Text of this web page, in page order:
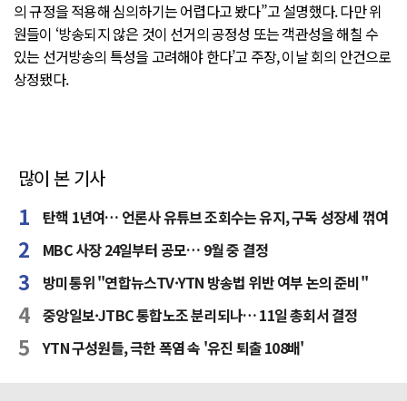
의 규정을 적용해 심의하기는 어렵다고 봤다”고 설명했다. 다만 위
원들이 ‘방송되지 않은 것이 선거의 공정성 또는 객관성을 해칠 수
있는 선거방송의 특성을 고려해야 한다’고 주장, 이날 회의 안건으로
상정됐다.
많이 본 기사
탄핵 1년여… 언론사 유튜브 조회수는 유지, 구독 성장세 꺾여
MBC 사장 24일부터 공모… 9월 중 결정
방미통위 "연합뉴스TV·YTN 방송법 위반 여부 논의 준비"
중앙일보·JTBC 통합노조 분리되나… 11일 총회서 결정
YTN 구성원들, 극한 폭염 속 '유진 퇴출 108배'